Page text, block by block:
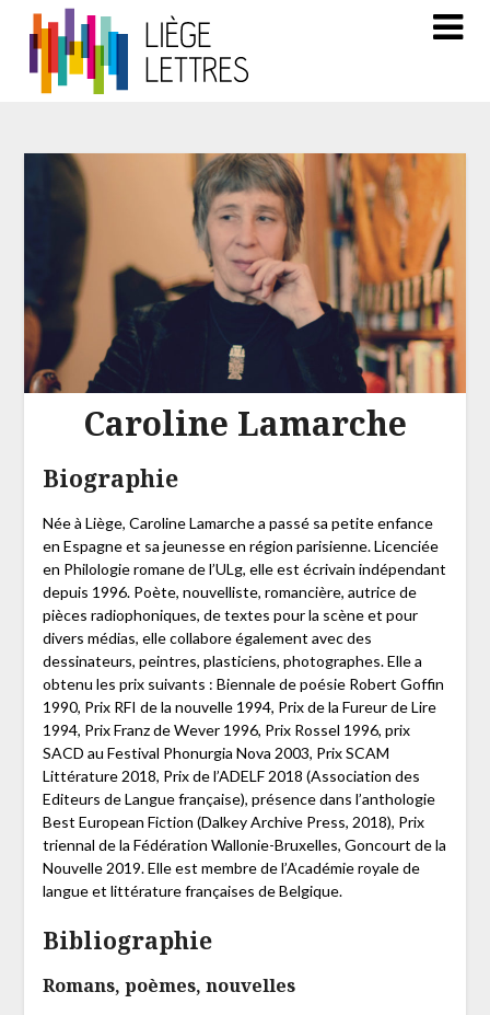
Caroline Lamarche
Biographie
Née à Liège, Caroline Lamarche a passé sa petite enfance
en Espagne et sa jeunesse en région parisienne. Licenciée
en Philologie romane de l’ULg, elle est écrivain indépendant
depuis 1996. Poète, nouvelliste, romancière, autrice de
pièces radiophoniques, de textes pour la scène et pour
divers médias, elle collabore également avec des
dessinateurs, peintres, plasticiens, photographes. Elle a
obtenu les prix suivants : Biennale de poésie Robert Goffin
1990, Prix RFI de la nouvelle 1994, Prix de la Fureur de Lire
1994, Prix Franz de Wever 1996, Prix Rossel 1996, prix
SACD au Festival Phonurgia Nova 2003, Prix SCAM
Littérature 2018, Prix de l’ADELF 2018 (Association des
Editeurs de Langue française), présence dans l’anthologie
Best European Fiction (Dalkey Archive Press, 2018), Prix
triennal de la Fédération Wallonie-Bruxelles, Goncourt de la
Nouvelle 2019. Elle est membre de l’Académie royale de
langue et littérature françaises de Belgique.
Bibliographie
Romans, poèmes, nouvelles